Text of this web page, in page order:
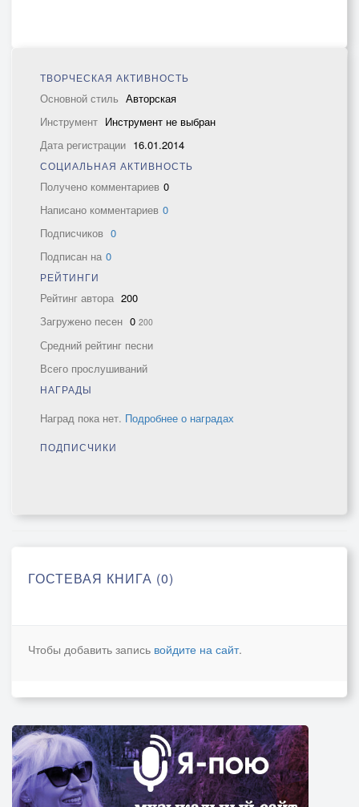
ТВОРЧЕСКАЯ АКТИВНОСТЬ
Основной стиль Авторская
Инструмент Инструмент не выбран
Дата регистрации 16.01.2014
СОЦИАЛЬНАЯ АКТИВНОСТЬ
Получено комментариев 0
Написано комментариев 0
Подписчиков 0
Подписан на 0
РЕЙТИНГИ
Рейтинг автора 200
Загружено песен 0 200
Средний рейтинг песни
Всего прослушиваний
НАГРАДЫ
Наград пока нет. Подробнее о наградах
ПОДПИСЧИКИ
ГОСТЕВАЯ КНИГА (0)
Чтобы добавить запись войдите на сайт.